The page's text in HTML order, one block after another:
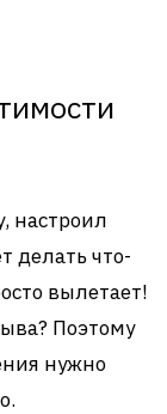
настроил
делать что-
вылетает!
Поэтому
нужно